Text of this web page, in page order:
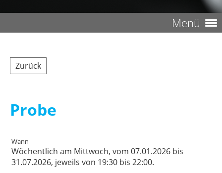
Menü
Zurück
Probe
Wann
Wöchentlich am Mittwoch, vom 07.01.2026 bis
31.07.2026, jeweils von 19:30 bis 22:00.